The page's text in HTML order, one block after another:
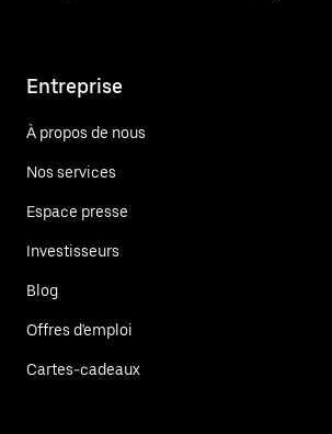
Entreprise
À propos de nous
Nos services
Espace presse
Investisseurs
Blog
Offres d'emploi
Cartes-cadeaux